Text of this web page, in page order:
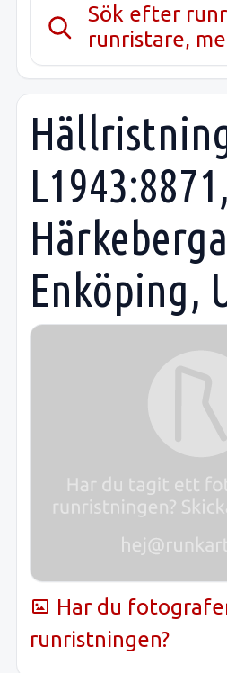
Sök efter
runristare,
L1943:8871,
Enköping,
Har du
runristningen?